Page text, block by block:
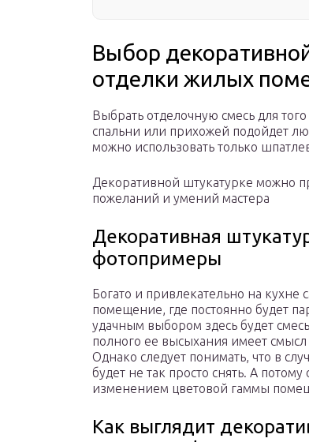
Выбор
отделки жилых
Выбрать отделочную смесь для
спальни или прихожей подойдет
можно использовать только
Декоративной штукатурке можно
пожеланий и умений мастера
Декоративная
фотопримеры
Богато и привлекательно на кухне
помещение, где постоянно будет
удачным выбором здесь будет
полного ее высыхания имеет
Однако следует понимать, что в
будет не так просто снять. А
изменением цветовой гаммы
Как выглядит